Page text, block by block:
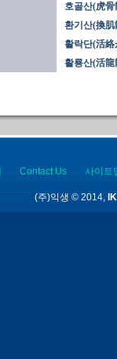
호골산(虎
환기산(換肌
활락단(活絡
활룡산(活龍
Contact Us 사이트
(주)익생 © 2014,